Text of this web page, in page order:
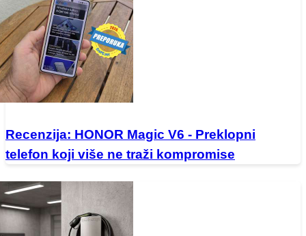
Recenzija: HONOR Magic V6 - Preklopni
telefon koji više ne traži kompromise